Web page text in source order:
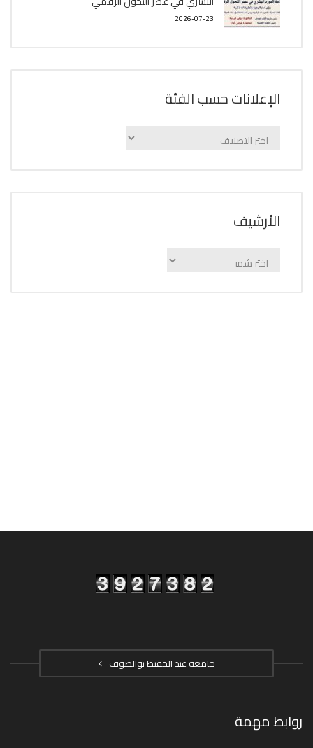
2026-07-23
الإعلانات حسب الفئة
الإعلانات
اﻷرشيف
اﻷرشيف
جامعة عبد الحفيظ بوالصوف
روابط مهمة